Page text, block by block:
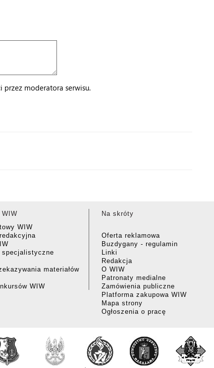
moderatora serwisu.
WIW
specjalistyczne
materiałów
WIW
Na skróty
Oferta reklamowa
Buzdygany - regulamin
Linki
Redakcja
O WIW
Patronaty medialne
Zamówienia publiczne
Platforma zakupowa WIW
Mapa strony
Ogłoszenia o pracę